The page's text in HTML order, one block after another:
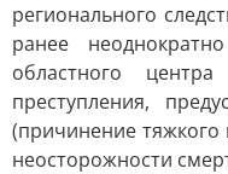
регионального
ранее
областного
преступления,
(причинение
неосторожности